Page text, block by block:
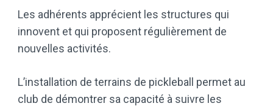
Les adhérents apprécient les structures qui
innovent et qui proposent régulièrement de
nouvelles activités.
L’installation de terrains de pickleball permet au
club de démontrer sa capacité à suivre les